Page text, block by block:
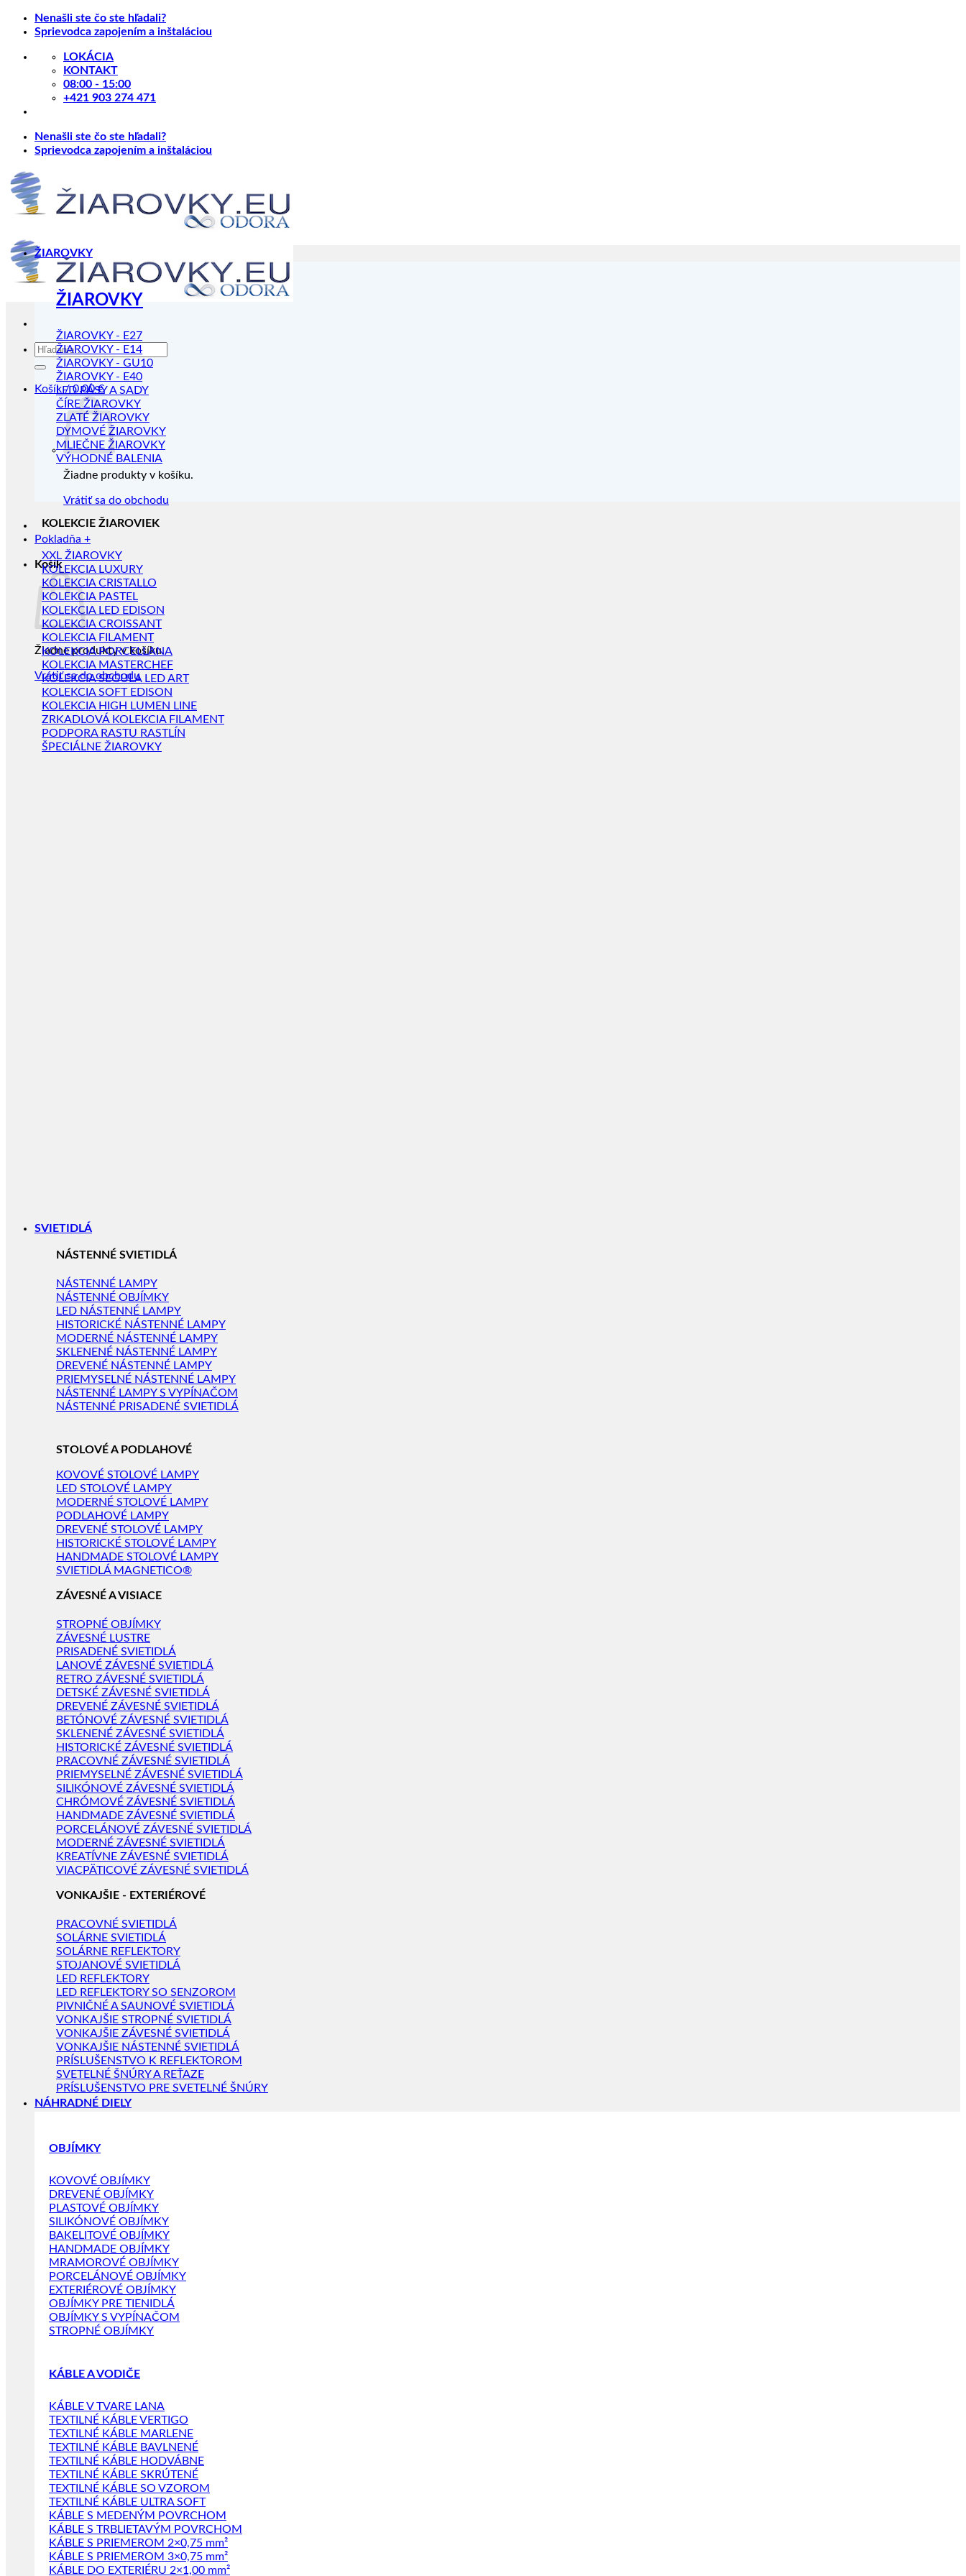
Skip
Nenašli ste čo ste hľadali?
Sprievodca zapojením a inštaláciou
LOKÁCIA
KONTAKT
08:00 - 15:00
+421 903 274 471
Nenašli ste čo ste hľadali?
Sprievodca zapojením a inštaláciou
Hľadať:
Košík /0.00€
Žiadne produkty v košíku.
Vrátiť sa do obchodu
Pokladňa +
Košík
Žiadne produkty v košíku.
Vrátiť sa do obchodu
ŽIAROVKY
ŽIAROVKY
ŽIAROVKY - E27
ŽIAROVKY - E14
ŽIAROVKY - GU10
ŽIAROVKY - E40
LED PÁSY A SADY
ČÍRE ŽIAROVKY
ZLATÉ ŽIAROVKY
DYMOVÉ ŽIAROVKY
MLIEČNE ŽIAROVKY
VÝHODNÉ BALENIA
KOLEKCIE ŽIAROVIEK
XXL ŽIAROVKY
KOLEKCIA LUXURY
KOLEKCIA CRISTALLO
KOLEKCIA PASTEL
KOLEKCIA LED EDISON
KOLEKCIA CROISSANT
KOLEKCIA FILAMENT
KOLEKCIA PORCELLANA
KOLEKCIA MASTERCHEF
KOLEKCIA SEGULA LED ART
KOLEKCIA SOFT EDISON
KOLEKCIA HIGH LUMEN LINE
ZRKADLOVÁ KOLEKCIA FILAMENT
PODPORA RASTU RASTLÍN
ŠPECIÁLNE ŽIAROVKY
SVIETIDLÁ
NÁSTENNÉ SVIETIDLÁ
NÁSTENNÉ LAMPY
NÁSTENNÉ OBJÍMKY
LED NÁSTENNÉ LAMPY
HISTORICKÉ NÁSTENNÉ LAMPY
MODERNÉ NÁSTENNÉ LAMPY
SKLENENÉ NÁSTENNÉ LAMPY
DREVENÉ NÁSTENNÉ LAMPY
PRIEMYSELNÉ NÁSTENNÉ LAMPY
NÁSTENNÉ LAMPY S VYPÍNAČOM
NÁSTENNÉ PRISADENÉ SVIETIDLÁ
STOLOVÉ A PODLAHOVÉ
KOVOVÉ STOLOVÉ LAMPY
LED STOLOVÉ LAMPY
MODERNÉ STOLOVÉ LAMPY
PODLAHOVÉ LAMPY
DREVENÉ STOLOVÉ LAMPY
HISTORICKÉ STOLOVÉ LAMPY
HANDMADE STOLOVÉ LAMPY
SVIETIDLÁ MAGNETICO®
ZÁVESNÉ A VISIACE
STROPNÉ OBJÍMKY
ZÁVESNÉ LUSTRE
PRISADENÉ SVIETIDLÁ
LANOVÉ ZÁVESNÉ SVIETIDLÁ
RETRO ZÁVESNÉ SVIETIDLÁ
DETSKÉ ZÁVESNÉ SVIETIDLÁ
DREVENÉ ZÁVESNÉ SVIETIDLÁ
BETÓNOVÉ ZÁVESNÉ SVIETIDLÁ
SKLENENÉ ZÁVESNÉ SVIETIDLÁ
HISTORICKÉ ZÁVESNÉ SVIETIDLÁ
PRACOVNÉ ZÁVESNÉ SVIETIDLÁ
PRIEMYSELNÉ ZÁVESNÉ SVIETIDLÁ
SILIKÓNOVÉ ZÁVESNÉ SVIETIDLÁ
CHRÓMOVÉ ZÁVESNÉ SVIETIDLÁ
HANDMADE ZÁVESNÉ SVIETIDLÁ
PORCELÁNOVÉ ZÁVESNÉ SVIETIDLÁ
MODERNÉ ZÁVESNÉ SVIETIDLÁ
KREATÍVNE ZÁVESNÉ SVIETIDLÁ
VIACPÄTICOVÉ ZÁVESNÉ SVIETIDLÁ
VONKAJŠIE - EXTERIÉROVÉ
PRACOVNÉ SVIETIDLÁ
SOLÁRNE SVIETIDLÁ
SOLÁRNE REFLEKTORY
STOJANOVÉ SVIETIDLÁ
LED REFLEKTORY
LED REFLEKTORY SO SENZOROM
PIVNIČNÉ A SAUNOVÉ SVIETIDLÁ
VONKAJŠIE STROPNÉ SVIETIDLÁ
VONKAJŠIE ZÁVESNÉ SVIETIDLÁ
VONKAJŠIE NÁSTENNÉ SVIETIDLÁ
PRÍSLUŠENSTVO K REFLEKTOROM
SVETELNÉ ŠNÚRY A REŤAZE
PRÍSLUŠENSTVO PRE SVETELNÉ ŠNÚRY
NÁHRADNÉ DIELY
OBJÍMKY
KOVOVÉ OBJÍMKY
DREVENÉ OBJÍMKY
PLASTOVÉ OBJÍMKY
SILIKÓNOVÉ OBJÍMKY
BAKELITOVÉ OBJÍMKY
HANDMADE OBJÍMKY
MRAMOROVÉ OBJÍMKY
PORCELÁNOVÉ OBJÍMKY
EXTERIÉROVÉ OBJÍMKY
OBJÍMKY PRE TIENIDLÁ
OBJÍMKY S VYPÍNAČOM
STROPNÉ OBJÍMKY
KÁBLE A VODIČE
KÁBLE V TVARE LANA
TEXTILNÉ KÁBLE VERTIGO
TEXTILNÉ KÁBLE MARLENE
TEXTILNÉ KÁBLE BAVLNENÉ
TEXTILNÉ KÁBLE HODVÁBNE
TEXTILNÉ KÁBLE SKRÚTENÉ
TEXTILNÉ KÁBLE SO VZOROM
TEXTILNÉ KÁBLE ULTRA SOFT
KÁBLE S MEDENÝM POVRCHOM
KÁBLE S TRBLIETAVÝM POVRCHOM
KÁBLE S PRIEMEROM 2×0,75 mm²
KÁBLE S PRIEMEROM 3×0,75 mm²
KÁBLE DO EXTERIÉRU 2×1,00 mm²